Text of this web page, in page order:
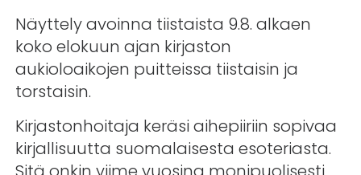
Näyttely avoinna tiistaista 9.8. alkaen
koko elokuun ajan kirjaston
aukioloaikojen puitteissa tiistaisin ja
torstaisin.
Kirjastonhoitaja keräsi aihepiiriin sopivaa
kirjallisuutta suomalaisesta esoteriasta.